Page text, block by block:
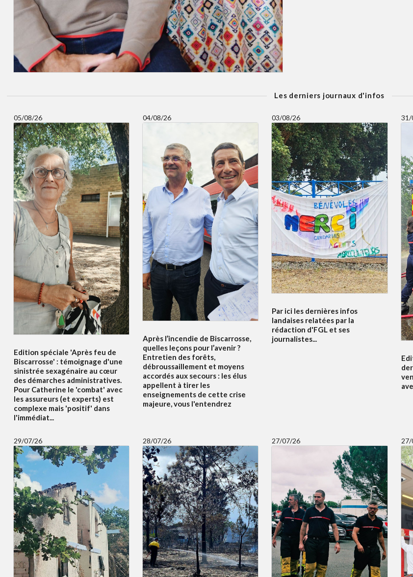
Les derniers journaux d'infos
05/08/26
Edition spéciale 'Après feu de
Biscarrosse' : témoignage d'une
sinistrée sexagénaire au cœur
des démarches administratives.
Pour Catherine le 'combat' avec
les assureurs (et experts) est
complexe mais 'positif' dans
l'immédiat...
04/08/26
Après l’incendie de Biscarrosse,
quelles leçons pour l’avenir ?
Entretien des forêts,
débroussaillement et moyens
accordés aux secours : les élus
appellent à tirer les
enseignements de cette crise
majeure, vous l'entendrez
03/08/26
Par ici les dernières infos
landaises relatées par la
rédaction d'FGL et ses
journalistes...
31/
29/07/26 28/07/26 27/07/26